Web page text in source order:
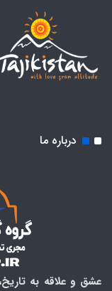
درباره ما
عشق و علاقه به